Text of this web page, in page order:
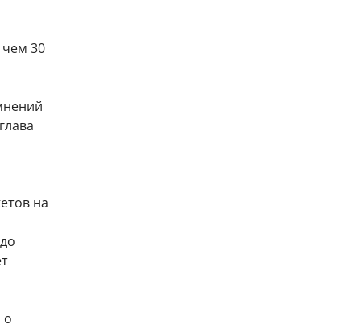
30
на
о